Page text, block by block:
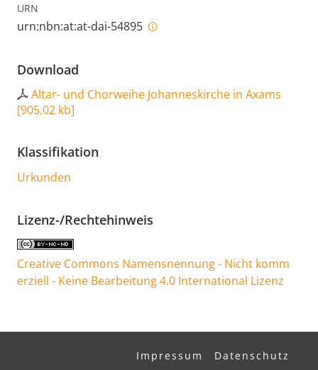
URN
urn:nbn:at:at-dai-54895
Download
Altar- und Chorweihe Johanneskirche in Axams
[905,02 kb]
Klassifikation
Urkunden
Lizenz-/Rechtehinweis
Creative Commons Namensnennung - Nicht komm
erziell - Keine Bearbeitung 4.0 International Lizenz
Impressum Datenschutz